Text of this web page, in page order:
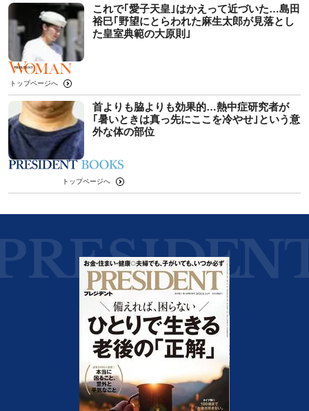
これで｢愛子天皇｣はかえって近づいた…島田
裕巳｢野望にとらわれた麻生太郎が見落とし
た皇室典範の大原則｣
トップページへ
首よりも脇よりも効果的…熱中症研究者が
｢暑いときは真っ先にここを冷やせ｣という意
外な体の部位
トップページへ